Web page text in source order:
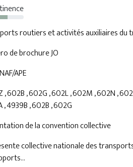
routiers et activités auxiliaires du
de brochure JO
APE
602B , 602G , 602L , 602M , 602N ,
, 4939B , 602B , 602G
de la convention collective
collective nationale des